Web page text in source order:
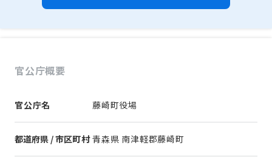
官公庁概要
官公庁名 藤崎町役場
都道府県 / 市区町村 青森県 南津軽郡藤崎町